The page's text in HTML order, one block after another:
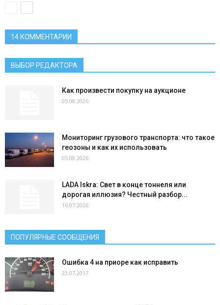
14 КОММЕНТАРИИ
ВЫБОР РЕДАКТОРА
Как произвести покупку на аукционе
05.08.2026
Мониторинг грузового транспорта: что такое
геозоны и как их использовать
05.08.2026
LADA Iskra: Свет в конце тоннеля или
дорогая иллюзия? Честный разбор...
16.07.2026
ПОПУЛЯРНЫЕ СООБЩЕНИЯ
Ошибка 4 на приоре как исправить
23.07.2017